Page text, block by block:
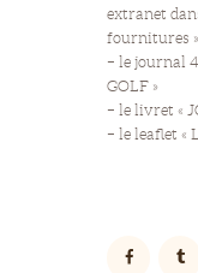
extranet
fournitures
– le journal
GOLF »
– le livret «
– le leaflet «